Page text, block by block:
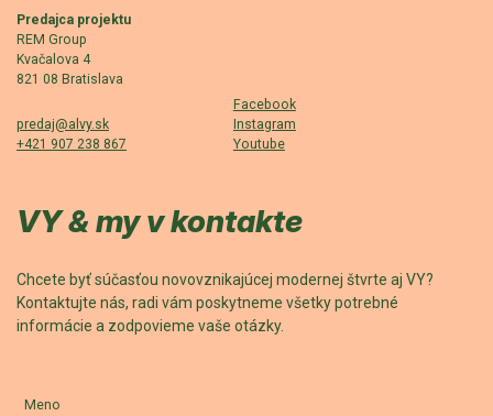
Predajca projektu
REM Group
Kvačalova 4
821 08 Bratislava
predaj@alvy.sk
+421 907 238 867
Facebook
Instagram
Youtube
VY & my v kontakte
Chcete byť súčasťou novovznikajúcej modernej štvrte aj VY?
Kontaktujte nás, radi vám poskytneme všetky potrebné
informácie a zodpovieme vaše otázky.
Meno